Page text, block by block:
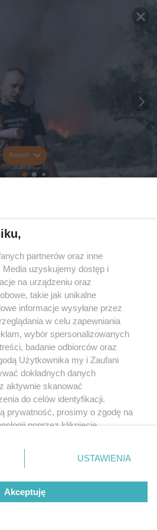
Rozwiń
partnerów oraz inne
uzyskujemy dostęp i
na urządzeniu oraz
takie jak unikalne
informacje wysyłane przez
w celu zapewniania
wybór spersonalizowanych
badanie odbiorców oraz
Użytkownika my i Zaufani
dokładnych danych
aktywnie skanować
do celów identyfikacji.
prywatność, prosimy o zgodę na
poprzez kliknięcie
przycisk ustawień prywatności
dolnym rogu strony
nie wymagają zgody
sprzeciwić się takiemu
będą miały zastosowanie tylko
USTAWIENIA
Akceptuję